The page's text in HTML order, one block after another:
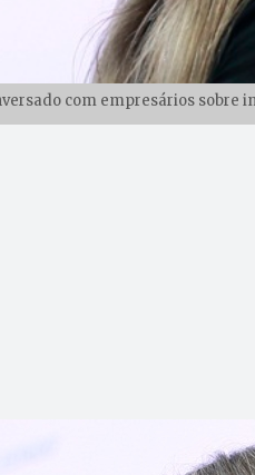
com empresários sobre